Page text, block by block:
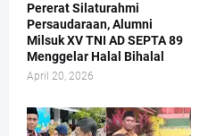
Pererat Silaturahmi
Persaudaraan, Alumni
Milsuk XV TNI AD SEPTA 89
Menggelar Halal Bihalal
April 20, 2026